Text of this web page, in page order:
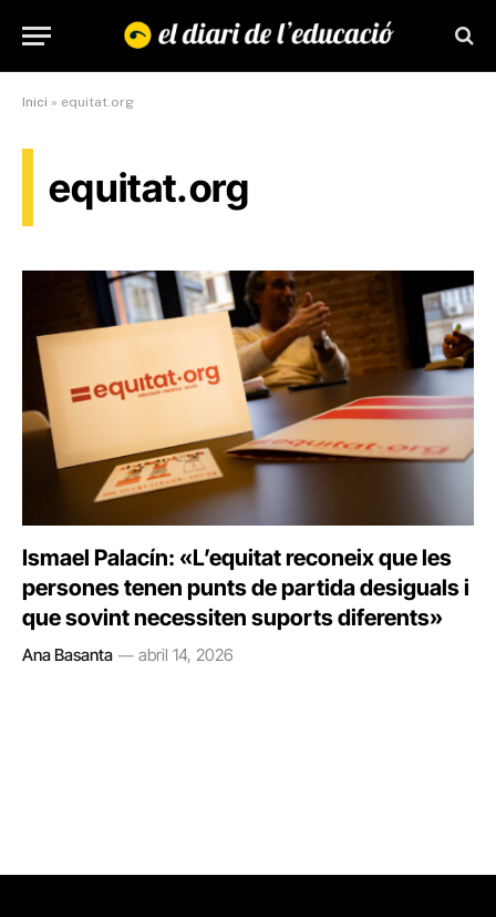
Inici » equitat.org
equitat.org
Ismael Palacín: «L’equitat reconeix que les
persones tenen punts de partida desiguals i
que sovint necessiten suports diferents»
Ana Basanta abril 14, 2026